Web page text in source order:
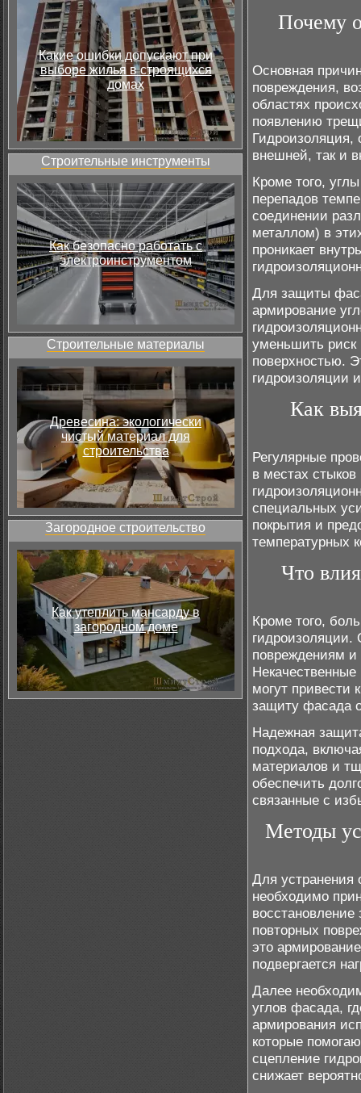
Какие ошибки допускают при
выборе жилья в строящихся
домах
Строительные инструменты
Как безопасно работать с
электроинструментом
Строительные материалы
Древесина: экологически
чистый материал для
строительства
Загородное строительство
Как утеплить мансарду в
загородном доме
Почему
Основная
повреждения,
областях
появлению
Гидроизоляция,
внешней, так и
Кроме того,
перепадов
соединении
металлом) в
проникает
Для защиты
армирование
уменьшить риск
поверхностью.
гидроизоляции
Как
Регулярные
в местах
специальных
покрытия и
температурных
Что
Кроме того,
повреждениям и
могут привести
защиту фасада
Надежная
подхода,
материалов и
обеспечить
связанные с
Методы
Для устранения
необходимо
повторных
это
подвергается
Далее
углов фасада,
армирования
которые
сцепление
снижает